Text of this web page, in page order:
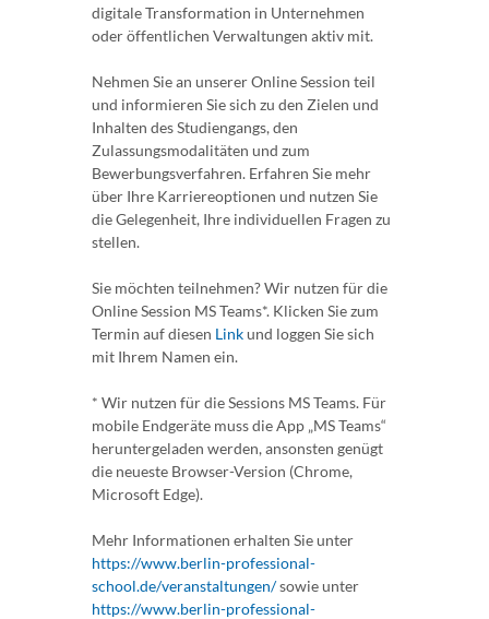
digitale Transformation in Unternehmen
oder öffentlichen Verwaltungen aktiv mit.
Nehmen Sie an unserer Online Session teil
und informieren Sie sich zu den Zielen und
Inhalten des Studiengangs, den
Zulassungsmodalitäten und zum
Bewerbungsverfahren. Erfahren Sie mehr
über Ihre Karriereoptionen und nutzen Sie
die Gelegenheit, Ihre individuellen Fragen zu
stellen.
Sie möchten teilnehmen? Wir nutzen für die
Online Session MS Teams*. Klicken Sie zum
Termin auf diesen Linkund loggen Sie sich
mit Ihrem Namen ein.
* Wir nutzen für die Sessions MS Teams. Für
mobile Endgeräte muss die App „MS Teams“
heruntergeladen werden, ansonsten genügt
die neueste Browser-Version (Chrome,
Microsoft Edge).
Mehr Informationen erhalten Sie unter
https://www.berlin-professional-
school.de/veranstaltungen/sowie unter
https://www.berlin-professional-